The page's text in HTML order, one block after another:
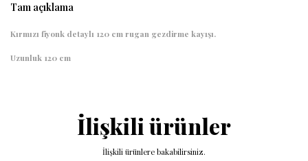
Tam açıklama
Kırmızı fiyonk detaylı 120 cm rugan gezdirme kayışı.
Uzunluk 120 cm
İlişkili ürünler
İlişkili ürünlere bakabilirsiniz.